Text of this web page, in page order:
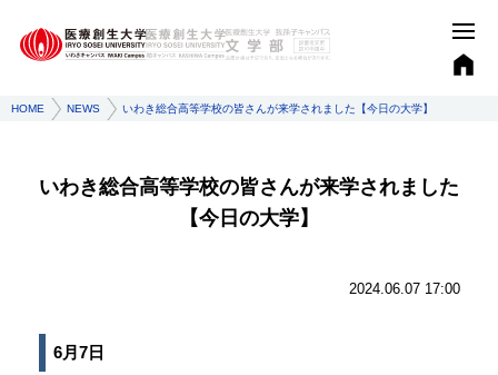
HOME NEWS いわき総合高等学校の皆さんが来学されました【今日の大学】
いわき総合高等学校の皆さんが来学されました
【今日の大学】
2024.06.07 17:00
6月7日